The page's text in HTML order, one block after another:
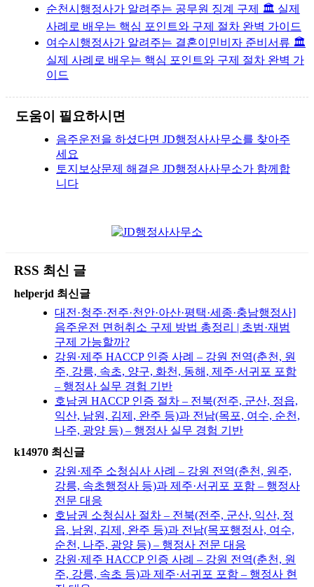
순천시행정사가 알려주는 공무원 징계 구제 🏛️ 실제
사례로 배우는 핵심 포인트와 구제 절차 완벽 가이드
여수시행정사가 알려주는 결혼이민비자 준비서류 🏛️
실제 사례로 배우는 핵심 포인트와 구제 절차 완벽 가
이드
도움이 필요하시면
음주운전을 하셨다면 JD행정사사무소를 찾아주
세요
토지보상문제 해결은 JD행정사사무소가 함께합
니다
RSS 최신 글
helperjd 최신글
대전·청주·전주·천안·아산·평택·세종·충남행정사]
음주운전 면허취소 구제 방법 총정리 | 초범·재범
구제 가능할까?
강원·제주 HACCP 인증 사례 – 강원 전역(춘천, 원
주, 강릉, 속초, 양구, 화천, 동해, 제주·서귀포 포함
– 행정사 실무 경험 기반
호남권 HACCP 인증 절차 – 전북(전주, 군산, 정읍,
익산, 남원, 김제, 완주 등)과 전남(목포, 여수, 순천,
나주, 광양 등) – 행정사 실무 경험 기반
k14970 최신글
강원·제주 소청심사 사례 – 강원 전역(춘천, 원주,
강릉, 속초행정사 등)과 제주·서귀포 포함 – 행정사
전문 대응
호남권 소청심사 절차 – 전북(전주, 군산, 익산, 정
읍, 남원, 김제, 완주 등)과 전남(목포행정사, 여수,
순천, 나주, 광양 등) – 행정사 전문 대응
강원·제주 HACCP 인증 사례 – 강원 전역(춘천, 원
주, 강릉, 속초 등)과 제주·서귀포 포함 – 행정사 현